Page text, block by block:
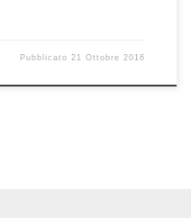
Pubblicato21 Ottobre 2016